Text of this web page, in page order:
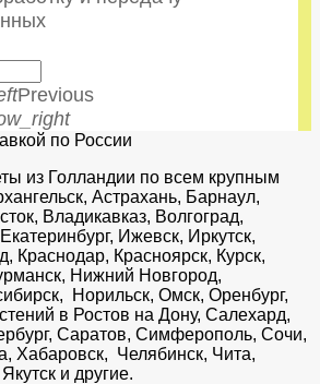
Previous
по России
из Голландии по всем крупным
Астрахань, Барнаул,
Владикавказ, Волгоград,
Ижевск, Иркутск,
Краснодар, Красноярск, Курск,
Нижний Новгород,
Норильск, Омск, Оренбург,
в Ростов на Дону, Салехард,
Саратов, Симферополь, Сочи,
Хабаровск, Челябинск, Чита,
и другие.